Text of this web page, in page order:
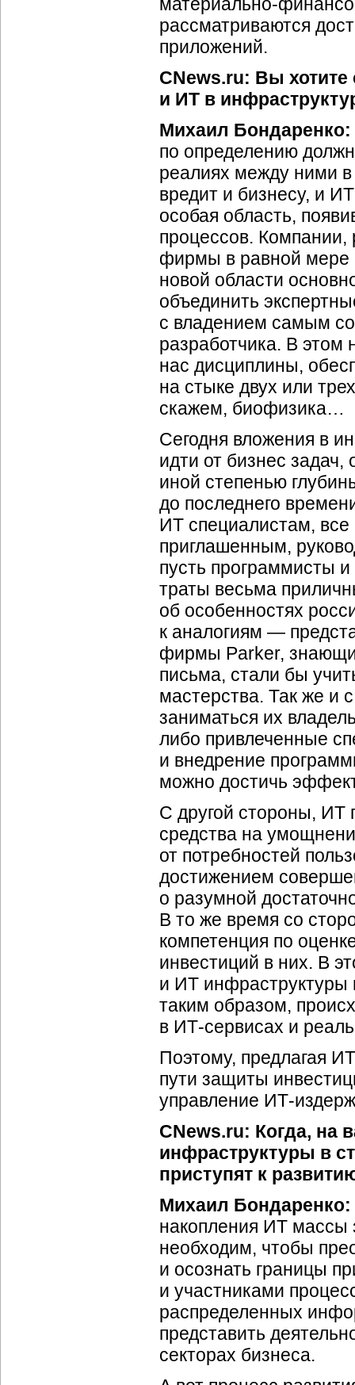
рассматриваются
приложений.
CNews.ru: Вы хотите
и ИТ в
Михаил Бондаренко:
по определению
реалиях между ними
вредит и бизнесу, и
особая область,
процессов.
фирмы в равной мере
новой области
объединить
с владением самым
разработчика. В этом
нас дисциплины,
на стыке двух или
скажем, биофизика…
Сегодня вложения в
идти от бизнес
иной степенью
до последнего
ИТ специалистам,
приглашенным,
пусть программисты
траты весьма
об особенностях
к аналогиям —
фирмы Parker,
письма, стали бы
мастерства. Так же и
заниматься их
либо привлеченные
и внедрение
можно достичь
С другой стороны, ИТ
средства на
от потребностей
достижением
о разумной
В то же время со
компетенция по
инвестиций в них. В
и ИТ инфраструктуры
таким образом,
в ИТ-сервисах и
Поэтому, предлагая
пути защиты
управление ИТ-
CNews.ru: Когда, на
инфраструктуры в
приступят к
Михаил Бондаренко:
накопления ИТ массы
необходим, чтобы
и осознать границы
и участниками
распределенных
представить
секторах бизнеса.